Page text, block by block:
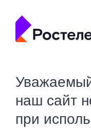
наш сайт
при